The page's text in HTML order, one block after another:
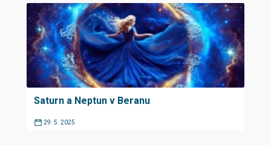
Saturn a Neptun v Beranu
29. 5. 2025